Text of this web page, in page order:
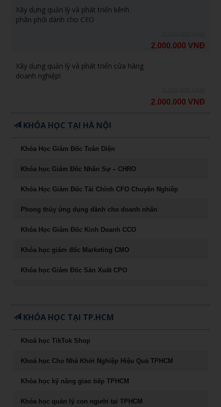
Xây dựng quản lý và phát triển kênh
phân phối dành cho CEO
2.000.000 VNĐ
Xây dựng quản lý và phát triển cửa hàng
doanh nghiệp!
2.000.000 VNĐ
KHÓA HỌC TẠI HÀ NỘI
Khóa Học Giám Đốc Toàn Diện
Khóa học Giám Đốc Nhân Sự – CHRO
Khóa Học Giám Đốc Tài Chính CFO Chuyên Nghiêp
Phong thủy ứng dụng dành cho doanh nhân
Khóa Học Giám Đốc Kinh Doanh CCO
Khóa học giám đốc Marketing CMO
Khóa học Giám Đốc Sản Xuất CPO
dương
Khóa học Marketing Digital
KHÓA HỌC TẠI TP.HCM
Khoá học TikTok Shop
Khoá học Cho Nhà Khởi Nghiệp Hiệu Quả TPHCM
Khóa học kỹ năng giao tiếp TPHCM
Khóa học quản lý con người tại TPHCM